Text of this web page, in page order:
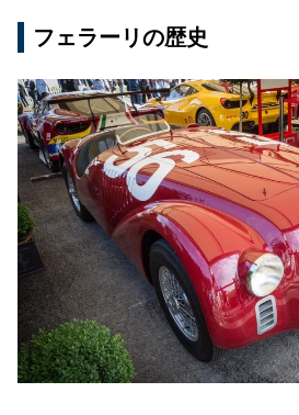
フェラーリの歴史